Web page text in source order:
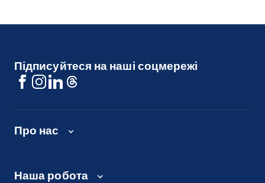
Підписуйтеся на наші соцмережі
Про нас
Наша робота